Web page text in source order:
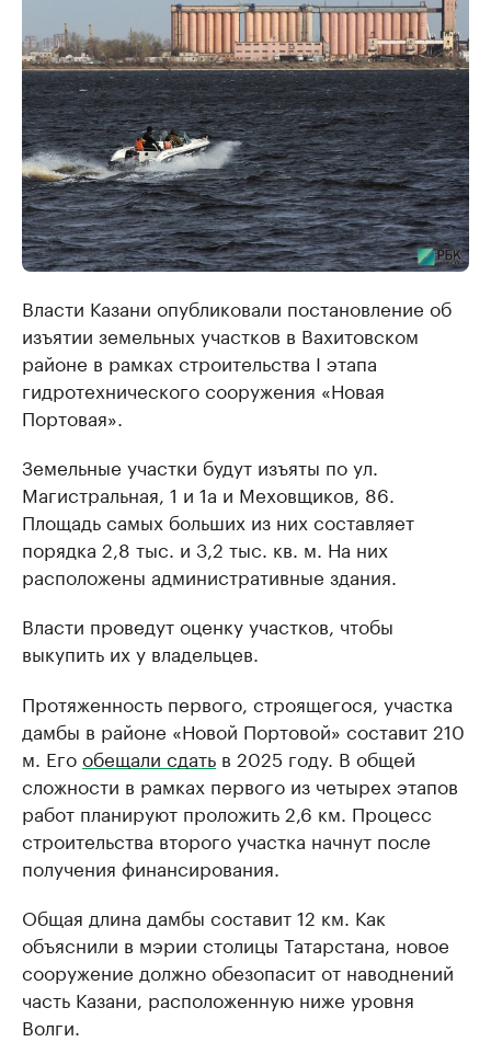
Власти Казани опубликовали постановление об
изъятии земельных участков в Вахитовском
районе в рамках строительства I этапа
гидротехнического сооружения «Новая
Портовая».
Земельные участки будут изъяты по ул.
Магистральная, 1 и 1а и Меховщиков, 86.
Площадь самых больших из них составляет
порядка 2,8 тыс. и 3,2 тыс. кв. м. На них
расположены административные здания.
Власти проведут оценку участков, чтобы
выкупить их у владельцев.
Протяженность первого, строящегося, участка
дамбы в районе «Новой Портовой» составит 210
м. Егообещали сдать в 2025 году. В общей
сложности в рамках первого из четырех этапов
работ планируют проложить 2,6 км. Процесс
строительства второго участка начнут после
получения финансирования.
Общая длина дамбы составит 12 км. Как
объяснили в мэрии столицы Татарстана, новое
сооружение должно обезопасит от наводнений
часть Казани, расположенную ниже уровня
Волги.